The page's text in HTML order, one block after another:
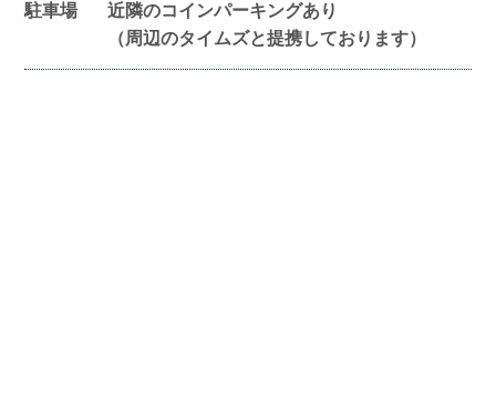
駐車場
近隣のコインパーキングあり
（周辺のタイムズと提携しております）